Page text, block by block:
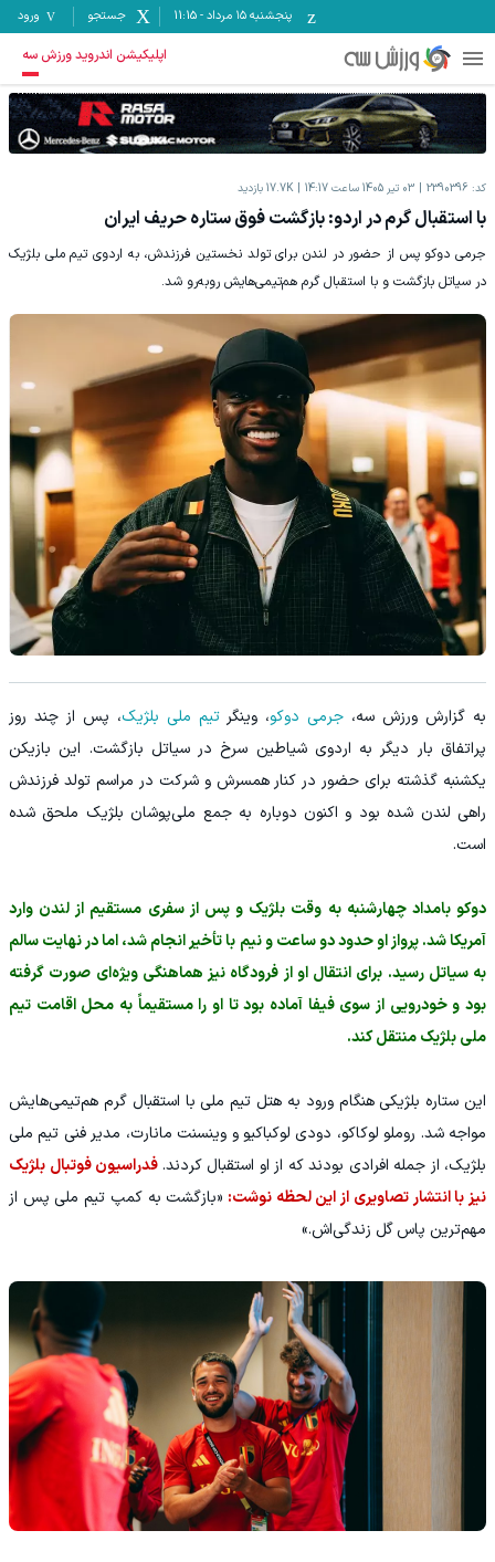
پنجشنبه ۱۵ مرداد -
11:15 جستجو ورود
اپلیکیشن اندروید ورزش سه
کد: 2390396 03 تیر 1405 ساعت 14:17 17.7K بازدید
با استقبال گرم در اردو: بازگشت فوق ستاره حریف ایران
جرمی دوکو پس از حضور در لندن برای تولد نخستین فرزندش، به اردوی تیم ملی بلژیک
در سیاتل بازگشت و با استقبال گرم هم‌تیمی‌هایش روبه‌رو شد.
به گزارش ورزش سه، جرمی دوکو، وینگرتیم ملی بلژیک، پس از چند روز
پراتفاق بار دیگر به اردوی شیاطین سرخ در سیاتل بازگشت. این بازیکن
یکشنبه گذشته برای حضور در کنار همسرش و شرکت در مراسم تولد فرزندش
راهی لندن شده بود و اکنون دوباره به جمع ملی‌پوشان بلژیک ملحق شده
است.
دوکو بامداد چهارشنبه به وقت بلژیک و پس از سفری مستقیم از لندن وارد
آمریکا شد. پرواز او حدود دو ساعت و نیم با تأخیر انجام شد، اما در نهایت سالم
به سیاتل رسید. برای انتقال او از فرودگاه نیز هماهنگی ویژه‌ای صورت گرفته
بود و خودرویی از سوی فیفا آماده بود تا او را مستقیماً به محل اقامت تیم
ملی بلژیک منتقل کند.
این ستاره بلژیکی هنگام ورود به هتل تیم ملی با استقبال گرم هم‌تیمی‌هایش
مواجه شد. روملو لوکاکو، دودی لوکباکیو و وینسنت مانارت، مدیر فنی تیم ملی
بلژیک، از جمله افرادی بودند که از او استقبال کردند.فدراسیون فوتبال بلژیک
نیز با انتشار تصاویری از این لحظه نوشت: «بازگشت به کمپ تیم ملی پس از
مهم‌ترین پاس گل زندگی‌اش.»